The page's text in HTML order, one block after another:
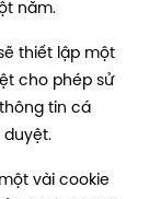
năm.
thiết lập một
cho phép sử
tin cá
duyệt.
vài cookie